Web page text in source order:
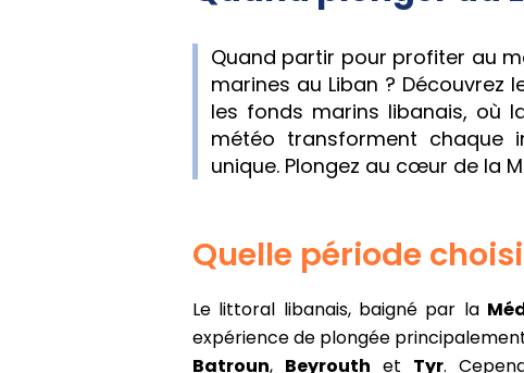
Quand partir pour profiter au
marines au Liban ? Découvrez
les fonds marins libanais, où
météo transforment chaque
unique. Plongez au cœur de la
Quelle période
Le littoral libanais, baigné par la
expérience de plongée
Batroun, Beyrouth et Tyr.